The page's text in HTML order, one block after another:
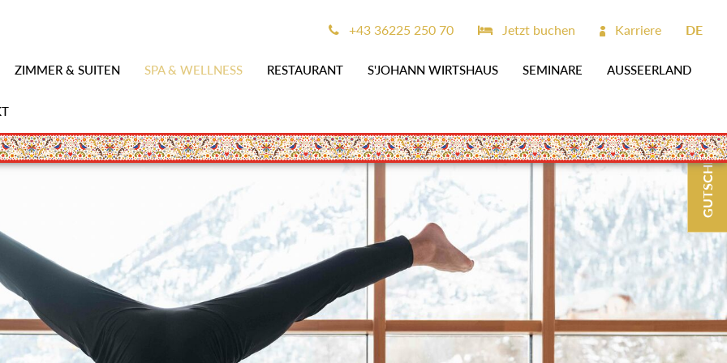
ZIMMER & SUITEN SPA & WELLNESS RESTAURANT S'JOHANN WIRTSHAUS SEMINARE AUSSEERLAND
+43 36225 250 70 Jetzt buchen Karriere DE
GUTSCHEINE